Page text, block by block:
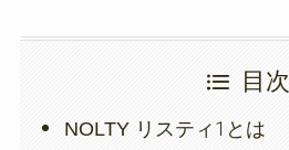
目次
NOLTY リスティ1とは